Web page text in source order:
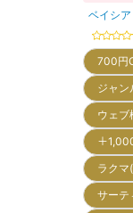
ベイシ
700円
ジャ
ウェ
＋
ラク
サー